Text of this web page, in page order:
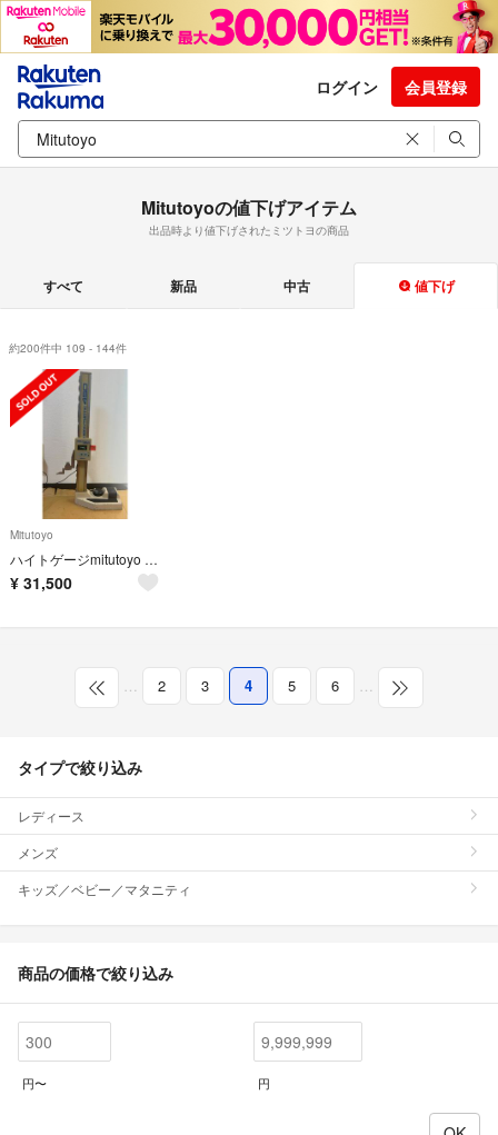
ログイン 会員登録
Mitutoyoの値下げアイテム
出品時より値下げされたミツトヨの商品
すべて 新品 中古 値下げ
約200件中 109 - 144件
Mitutoyo
ハイトゲージmitutoyo 450mmとPOINT MASTER PMC-32
¥ 31,500
… 2 3 4 5 6 …
タイプで絞り込み
レディース
メンズ
キッズ／ベビー／マタニティ
商品の価格で絞り込み
円〜 円